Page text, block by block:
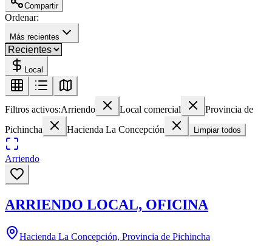
Compartir
Ordenar:
Más recientes
Local
Filtros activos:Arriendo Local comercial
Provincia de
Pichincha
Hacienda La Concepción Limpiar todos
Arriendo
ARRIENDO LOCAL, OFICINA
Hacienda La Concepción, Provincia de Pichincha